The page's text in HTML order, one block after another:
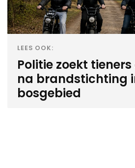
LEES OOK:
Politie zoekt
na brandstichting
bosgebied